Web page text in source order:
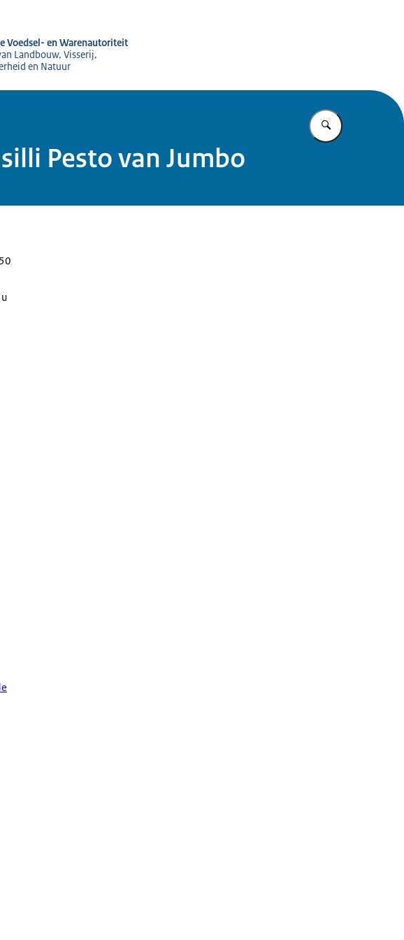
Voedsel- en Warenautoriteit
Landbouw, Visserij,
en Natuur
Vul in wat u
Pesto van Jumbo